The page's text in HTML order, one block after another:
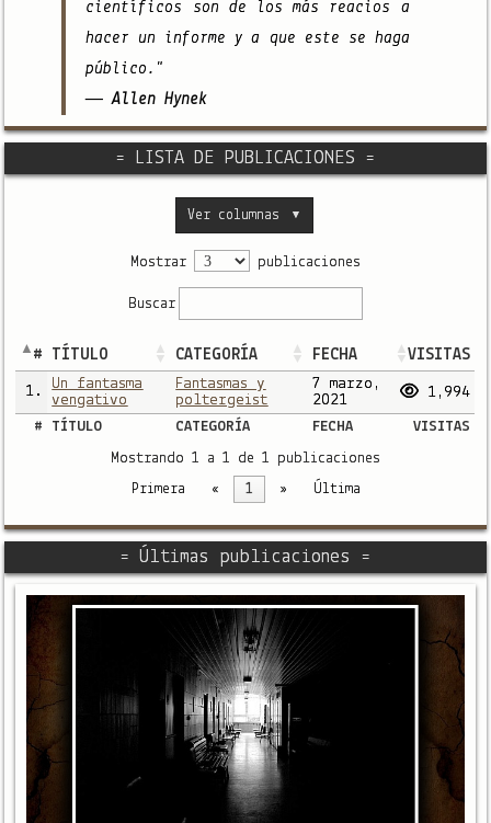
científicos son de los más reacios a
hacer un informe y a que este se haga
público."
— Allen Hynek
= LISTA DE PUBLICACIONES =
Ver columnas ▼
Mostrar publicaciones
Buscar
# TÍTULO CATEGORÍA FECHA VISITAS
1.
Un fantasma
vengativo
Fantasmas y
poltergeist
7 marzo,
2021
1,994
# TÍTULO CATEGORÍA FECHA
VISITAS
Mostrando 1 a 1 de 1 publicaciones
Primera « 1 » Última
= Últimas publicaciones =